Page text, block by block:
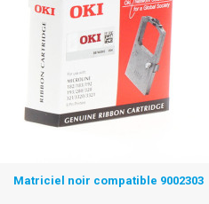
Matriciel noir compatible 9002303